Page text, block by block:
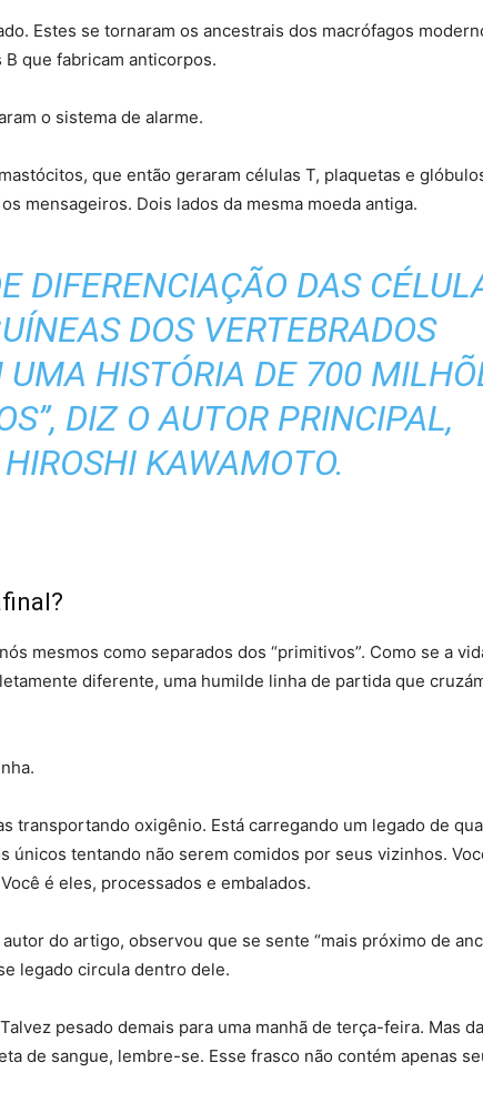
Estes se tornaram os ancestrais dos macrófagos
que fabricam anticorpos.
o sistema de alarme.
que então geraram células T, plaquetas e
mensageiros. Dois lados da mesma moeda antiga.
DIFERENCIAÇÃO DAS
DOS VERTEBRADOS
UMA HISTÓRIA DE 700
DIZ O AUTOR PRINCIPAL,
HIROSHI KAWAMOTO.
mesmos como separados dos “primitivos”. Como se a
diferente, uma humilde linha de partida que
transportando oxigênio. Está carregando um legado de
únicos tentando não serem comidos por seus vizinhos.
é eles, processados ​​e embalados.
do artigo, observou que se sente “mais próximo de
legado circula dentro dele.
pesado demais para uma manhã de terça-feira. Mas
de sangue, lembre-se. Esse frasco não contém apenas